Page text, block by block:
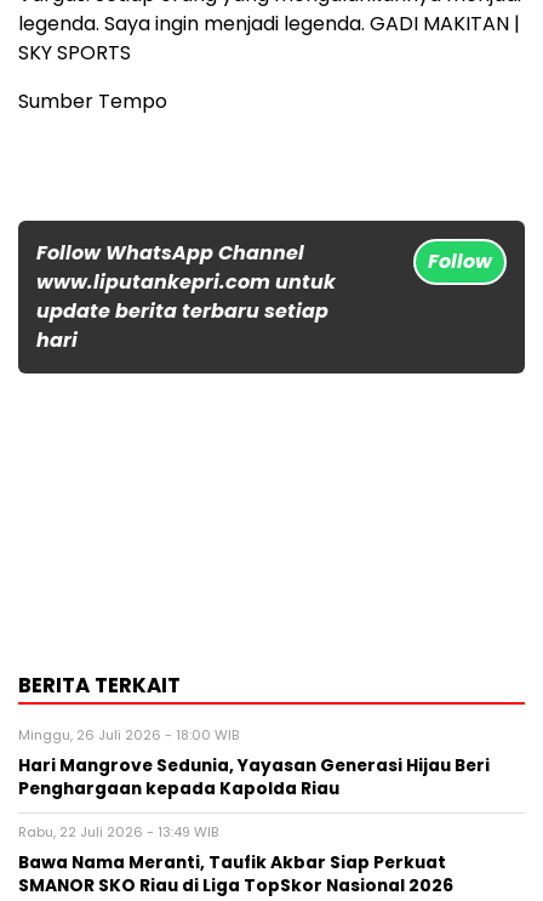
legenda. Saya ingin menjadi legenda. GADI MAKITAN |
SKY SPORTS
Sumber Tempo
Follow WhatsApp Channel
www.liputankepri.com untuk
update berita terbaru setiap
hari
Follow
BERITA TERKAIT
Minggu, 26 Juli 2026 - 18:00 WIB
Hari Mangrove Sedunia, Yayasan Generasi Hijau Beri
Penghargaan kepada Kapolda Riau
Rabu, 22 Juli 2026 - 13:49 WIB
Bawa Nama Meranti, Taufik Akbar Siap Perkuat
SMANOR SKO Riau di Liga TopSkor Nasional 2026